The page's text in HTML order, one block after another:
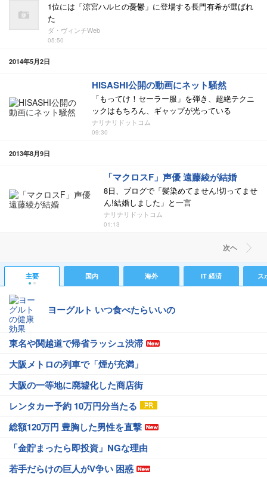
1位には「涼宮ハルヒの憂鬱」に登場する長門有希が選ばれ
た
ダ・ヴィンチWeb
05:50
2014年5月2日
HISASHI公開の動画にネット騒然
「もってけ！セーラー服」を弾き、超絶テクニ
ックはもちろん、ギャップが光っている
ナリナリドットコム
09:30
2013年8月9日
「マクロスF」声優 遠藤綾が結婚
8日、ブログで「髪染めてません!切ってませ
ん!結婚しました」と一言
ナリナリドットコム
01:13
次ヘ
主要 国内 海外 IT 経済 ス
ヨーグルト いつ食べたらいいの
東名や関越道で帰省ラッシュ渋滞
大阪メトロの列車で「煙が充満」
大阪の一等地に廃墟化した商店街
レンタカー予約 10万円分当たる
総額120万円 豊胸した男性を直撃
「金貯まったら即投資」NGな理由
若手だらけの巨人がV争い 困惑